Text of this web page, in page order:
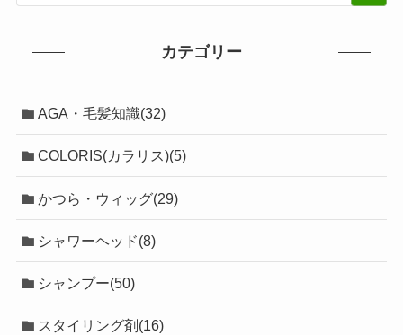
カテゴリー
AGA・毛髪知識(32)
COLORIS(カラリス)(5)
かつら・ウィッグ(29)
シャワーヘッド(8)
シャンプー(50)
スタイリング剤(16)